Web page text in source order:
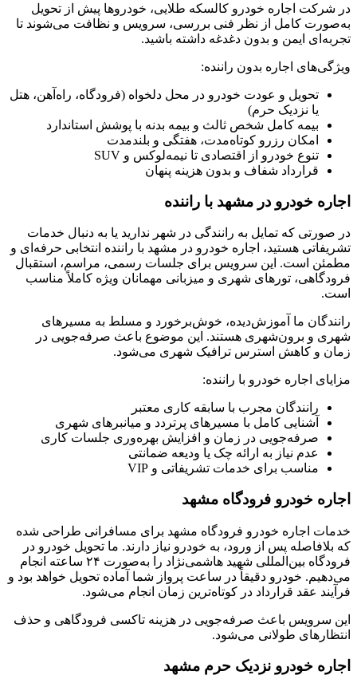
در شرکت اجاره خودرو کالسکه طلایی، خودروها پیش از تحویل
به‌صورت کامل از نظر فنی بررسی، سرویس و نظافت می‌شوند تا
تجربه‌ای ایمن و بدون دغدغه داشته باشید.
ویژگی‌های اجاره بدون راننده:
تحویل و عودت خودرو در محل دلخواه (فرودگاه، راه‌آهن، هتل
یا نزدیک حرم)
بیمه کامل شخص ثالث و بیمه بدنه با پوشش استاندارد
امکان رزرو کوتاه‌مدت، هفتگی و بلندمدت
تنوع خودرو از اقتصادی تا نیمه‌لوکس و SUV
قرارداد شفاف و بدون هزینه پنهان
اجاره خودرو در مشهد با راننده
در صورتی که تمایل به رانندگی در شهر ندارید یا به دنبال خدمات
تشریفاتی هستید، اجاره خودرو در مشهد با راننده انتخابی حرفه‌ای و
مطمئن است. این سرویس برای جلسات رسمی، مراسم، استقبال
فرودگاهی، تورهای شهری و میزبانی مهمانان ویژه کاملاً مناسب
است.
رانندگان ما آموزش‌دیده، خوش‌برخورد و مسلط به مسیرهای
شهری و برون‌شهری هستند. این موضوع باعث صرفه‌جویی در
زمان و کاهش استرس ترافیک شهری می‌شود.
مزایای اجاره خودرو با راننده:
رانندگان مجرب با سابقه کاری معتبر
آشنایی کامل با مسیرهای پرتردد و میانبرهای شهری
صرفه‌جویی در زمان و افزایش بهره‌وری جلسات کاری
عدم نیاز به ارائه چک یا ودیعه ضمانتی
مناسب برای خدمات تشریفاتی و VIP
اجاره خودرو فرودگاه مشهد
خدمات اجاره خودرو فرودگاه مشهد برای مسافرانی طراحی شده
که بلافاصله پس از ورود، به خودرو نیاز دارند. ما تحویل خودرو در
فرودگاه بین‌المللی شهید هاشمی‌نژاد را به‌صورت ۲۴ ساعته انجام
می‌دهیم. خودرو دقیقاً در ساعت پرواز شما آماده تحویل خواهد بود و
فرآیند عقد قرارداد در کوتاه‌ترین زمان انجام می‌شود.
این سرویس باعث صرفه‌جویی در هزینه تاکسی فرودگاهی و حذف
انتظارهای طولانی می‌شود.
اجاره خودرو نزدیک حرم مشهد